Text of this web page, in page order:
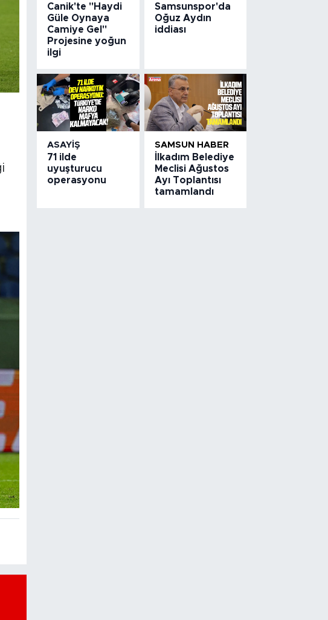
Canik'te "Haydi
Güle Oynaya
Camiye Gel"
Projesine yoğun
ilgi
Samsunspor'da
Oğuz Aydın
iddiası
ASAYIŞ
71 ilde
uyuşturucu
operasyonu
SAMSUN HABER
İlkadım Belediye
Meclisi Ağustos
Ayı Toplantısı
tamamlandı